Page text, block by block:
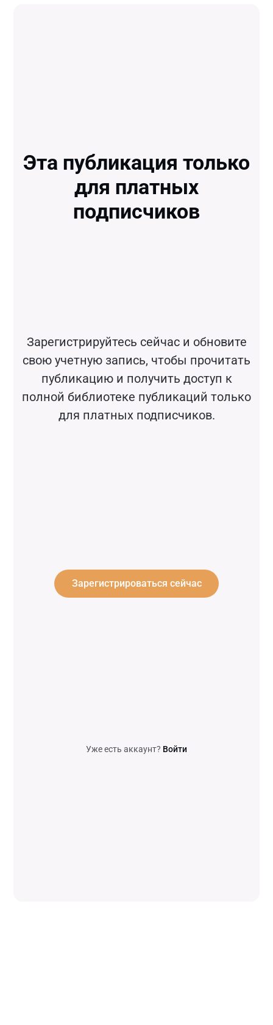
Эта публикация только
для платных
подписчиков
Зарегистрируйтесь сейчас и обновите
свою учетную запись, чтобы прочитать
публикацию и получить доступ к
полной библиотеке публикаций только
для платных подписчиков.
Зарегистрироваться сейчас
Уже есть аккаунт? Войти